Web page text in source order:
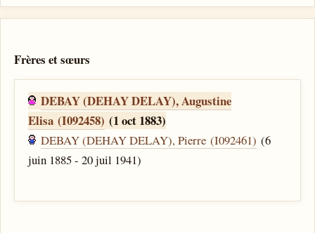
Frères et sœurs
DEBAY (DEHAY DELAY), Augustine
Elisa (I092458) (1 oct 1883)
DEBAY (DEHAY DELAY), Pierre (I092461) (6
juin 1885 - 20 juil 1941)